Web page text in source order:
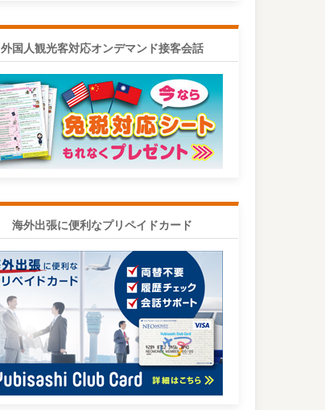
外国人観光客対応オンデマンド接客会話
海外出張に便利なプリペイドカード